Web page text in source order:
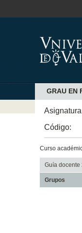
GRAU EN
Código:
Curso
Guía docente
Grupos